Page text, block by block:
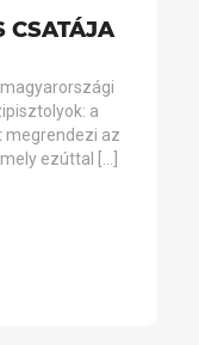
CSATÁJA
a
megrendezi az
ezúttal […]